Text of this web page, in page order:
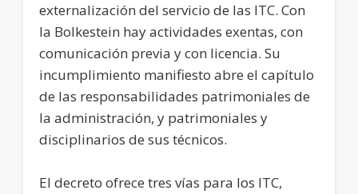
externalización del servicio de las ITC. Con
la Bolkestein hay actividades exentas, con
comunicación previa y con licencia. Su
incumplimiento manifiesto abre el capítulo
de las responsabilidades patrimoniales de
la administración, y patrimoniales y
disciplinarios de sus técnicos.
El decreto ofrece tres vías para los ITC,